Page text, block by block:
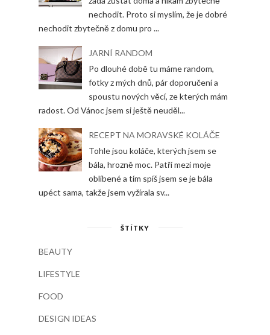
nechodit. Proto si myslím, že je dobré
nechodit zbytečně z domu pro ...
JARNÍ RANDOM
Po dlouhé době tu máme random,
fotky z mých dnů, pár doporučení a
spoustu nových věcí, ze kterých mám
radost. Od Vánoc jsem si ještě neuděl...
RECEPT NA MORAVSKÉ KOLÁČE
Tohle jsou koláče, kterých jsem se
bála, hrozně moc. Patří mezi moje
oblíbené a tím spíš jsem se je bála
upéct sama, takže jsem vyžírala sv...
ŠTÍTKY
BEAUTY
LIFESTYLE
FOOD
DESIGN IDEAS